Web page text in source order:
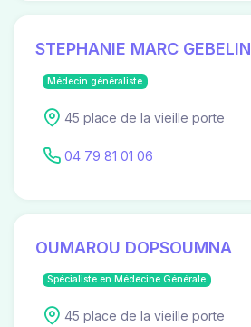
STEPHANIE MARC GEBELIN
Médecin généraliste
45 place de la vieille porte
04 79 81 01 06
OUMAROU DOPSOUMNA
Spécialiste en Médecine Générale
45 place de la vieille porte